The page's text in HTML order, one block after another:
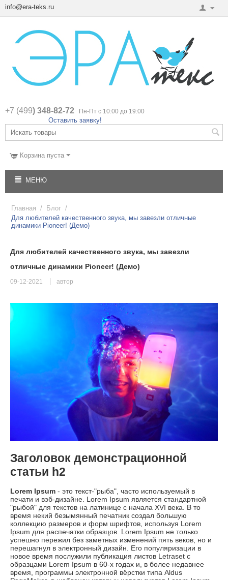
info@era-teks.ru
+7 (499) 348-82-72 Пн-Пт с 10:00 до 19:00
Оставить заявку!
Корзина пуста
МЕНЮ
Главная / Блог /
Для любителей качественного звука, мы завезли отличные
динамики Pioneer! (Демо)
Для любителей качественного звука, мы завезли
отличные динамики Pioneer! (Демо)
09-12-2021 автор
Заголовок демонстрационной
статьи h2
Lorem Ipsum - это текст-"рыба", часто используемый в
печати и вэб-дизайне. Lorem Ipsum является стандартной
"рыбой" для текстов на латинице с начала XVI века. В то
время некий безымянный печатник создал большую
коллекцию размеров и форм шрифтов, используя Lorem
Ipsum для распечатки образцов. Lorem Ipsum не только
успешно пережил без заметных изменений пять веков, но и
перешагнул в электронный дизайн. Его популяризации в
новое время послужили публикация листов Letraset с
образцами Lorem Ipsum в 60-х годах и, в более недавнее
время, программы электронной вёрстки типа Aldus